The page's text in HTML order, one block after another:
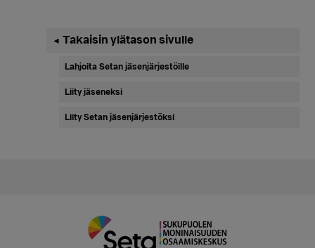
Ensisijainen
sivupalkki
◄ Takaisin ylätason sivulle
Lahjoita Setan jäsenjärjestöille
Liity jäseneksi
Liity Setan jäsenjärjestöksi